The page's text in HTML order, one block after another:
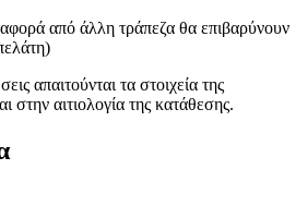
από άλλη τράπεζα θα επιβαρύνουν
απαιτούνται τα στοιχεία της
στην αιτιολογία της κατάθεσης.